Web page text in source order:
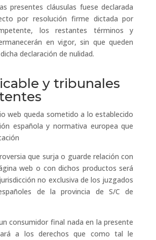
presentes cláusulas fuese declarada
por resolución firme dictada por
los restantes términos y
en vigor, sin que queden
declaración de nulidad.
y tribunales
web queda sometido a lo establecido
española y normativa europea que
que surja o guarde relación con
web o con dichos productos será
no exclusiva de los juzgados
de la provincia de S/C de
consumidor final nada en la presente
a los derechos que como tal le